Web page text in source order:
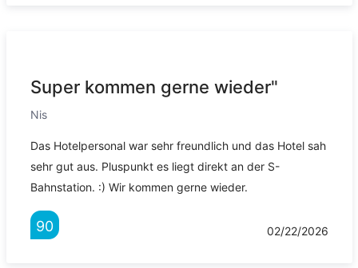
Super kommen gerne wieder"
Nis
Das Hotelpersonal war sehr freundlich und das Hotel sah
sehr gut aus. Pluspunkt es liegt direkt an der S-
Bahnstation. :) Wir kommen gerne wieder.
90 02/22/2026